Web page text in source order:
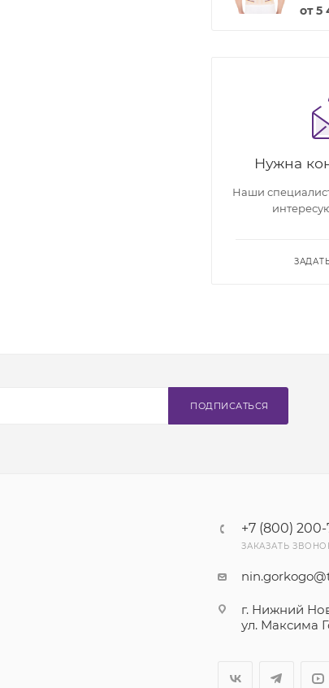
от5
Нужна
Наши
ПОДПИСАТЬСЯ
+7 (800)
ЗАКАЗАТЬ
г. Нижний
ул. Максима